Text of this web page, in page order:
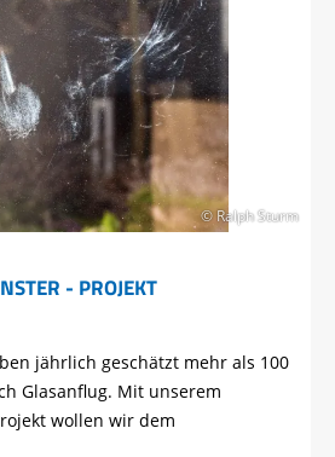
© Ralph Sturm
- PROJEKT
jährlich geschätzt mehr als 100
Glasanflug. Mit unserem
wollen wir dem